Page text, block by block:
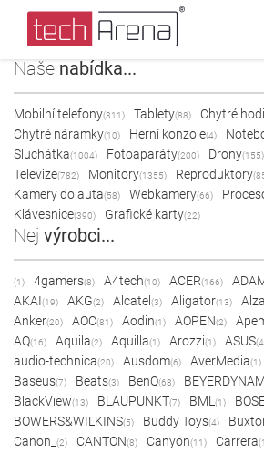
Naše nabídka...
Mobilní telefony(311) Tablety(88) Chytré
Chytré náramky(10) Herní konzole(4)
Sluchátka(1004) Fotoaparáty(200) Drony(155)
Televize(782) Monitory(1355) Reproduktory
Kamery do auta(58) Webkamery(66)
Klávesnice(390) Grafické karty(22)
Nej výrobci...
(1) 4gamers(8) A4tech(10) ACER(166)
AKAI(19) AKG(2) Alcatel (3) Aligator(13)
Anker(20) AOC(81) Aodin(1) AOPEN(2)
AQ(16) Aquila(2) Aquilla(1) Arozzi(1) ASUS
audio-technica(20) Ausdom(6) AverMedia(1)
Baseus(7) Beats(3) BenQ(68)
BlackView(13) BLAUPUNKT(7) BML (1)
BOWERS&WILKINS(5) Buddy Toys(4)
Canon_ (2) CANTON(8) Canyon(11) Carrera